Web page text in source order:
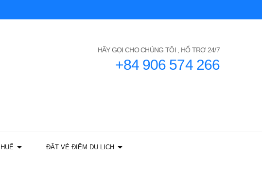
HÃY GỌI CHO CHÚNG TÔI , HỔ TRỢ 24/7
+84 906 574 266
ĐẶT VÉ ĐIỂM DU LỊCH